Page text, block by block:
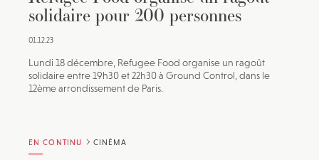
solidaire pour 200 personnes
01.12.23
Lundi 18 décembre, Refugee Food organise un ragoût
solidaire entre 19h30 et 22h30 à Ground Control, dans le
12ème arrondissement de Paris.
EN CONTINU CINÉMA